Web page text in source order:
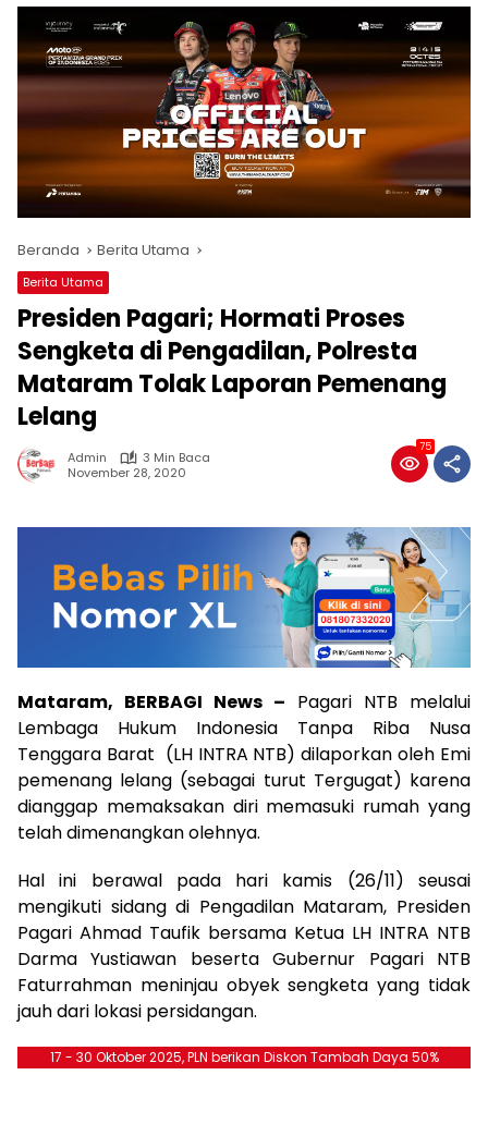
Beranda Berita Utama
Berita Utama
Presiden Pagari; Hormati Proses
Sengketa di Pengadilan, Polresta
Mataram Tolak Laporan Pemenang
Lelang
Admin
3 Min Baca
November 28, 2020
75
Mataram, BERBAGI News – Pagari NTB melalui
Lembaga Hukum Indonesia Tanpa Riba Nusa
Tenggara Barat (LH INTRA NTB) dilaporkan oleh Emi
pemenang lelang (sebagai turut Tergugat) karena
dianggap memaksakan diri memasuki rumah yang
telah dimenangkan olehnya.
Hal ini berawal pada hari kamis (26/11) seusai
mengikuti sidang di Pengadilan Mataram, Presiden
Pagari Ahmad Taufik bersama Ketua LH INTRA NTB
Darma Yustiawan beserta Gubernur Pagari NTB
Faturrahman meninjau obyek sengketa yang tidak
jauh dari lokasi persidangan.
17 - 30 Oktober 2025, PLN berikan Diskon Tambah Daya 50%